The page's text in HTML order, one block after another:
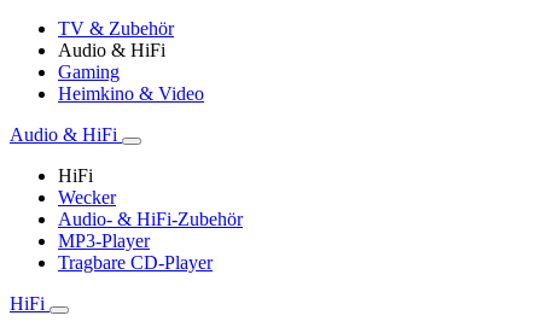
TV & Zubehör
Audio & HiFi
Gaming
Heimkino & Video
Audio & HiFi
HiFi
Wecker
Audio- & HiFi-Zubehör
MP3-Player
Tragbare CD-Player
HiFi